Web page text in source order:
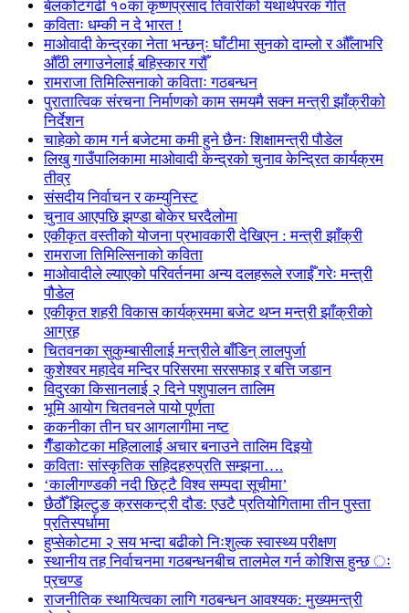
बेलकोटगढी १०का कृष्णप्रसाद तिवारीको यथार्थपरक गीत
कविताः धम्की न दे भारत !
माओवादी केन्द्रका नेता भन्छन्ः घाँटीमा सुनको दाम्लो र औँलाभरि
औँठी लगाउनेलाई बहिस्कार गरौँ
रामराजा तिमिल्सिनाको कविताः गठबन्धन
पुरातात्विक संरचना निर्माणको काम समयमै सक्न मन्त्री झाँक्रीको
निर्देशन
चाहेको काम गर्न बजेटमा कमी हुने छैनः शिक्षामन्त्री पौडेल
लिखु गाउँपालिकामा माओवादी केन्द्रको चुनाव केन्द्रित कार्यक्रम
तीव्र
संसदीय निर्वाचन र कम्युनिस्ट
चुनाव आएपछि झण्डा बोकेर घरदैलोमा
एकीकृत वस्तीको योजना प्रभावकारी देखिएन : मन्त्री झाँक्री
रामराजा तिमिल्सिनाको कविता
माओवादीले ल्याएको परिवर्तनमा अन्य दलहरूले रजाईँ गरेः मन्त्री
पौडेल
एकीकृत शहरी विकास कार्यक्रममा बजेट थप्न मन्त्री झाँक्रीको
आग्रह
चितवनका सुकुम्बासीलाई मन्त्रीले बाँडिन् लालपुर्जा
कुशेश्वर महादेव मन्दिर परिसरमा सरसफाइ र बत्ति जडान
विदुरका किसानलाई २ दिने पशुपालन तालिम
भूमि आयोग चितवनले पायो पूर्णता
ककनीका तीन घर आगलागीमा नष्ट
गैँडाकोटका महिलालाई अचार बनाउने तालिम दिइयो
कविताः सांस्कृतिक सहिदहरुप्रति सम्झना….
‘कालीगण्डकी नदी छिट्टै विश्व सम्पदा सूचीमा’
छैठौँ झिल्टुङ क्रसकन्ट्री दौड: एउटै प्रतियोगितामा तीन पुस्ता
प्रतिस्पर्धामा
हुप्सेकोटमा २ सय भन्दा बढीको निःशुल्क स्वास्थ्य परीक्षण
स्थानीय तह निर्वाचनमा गठबन्धनबीच तालमेल गर्न कोशिस हुन्छ ः
प्रचण्ड
राजनीतिक स्थायित्वका लागि गठबन्धन आवश्यक: मुख्यमन्त्री